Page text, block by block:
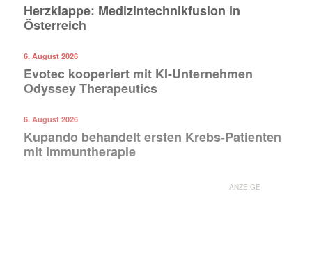
Herzklappe: Medizintechnikfusion in
Österreich
6. August 2026
Evotec kooperiert mit KI-Unternehmen
Odyssey Therapeutics
6. August 2026
Kupando behandelt ersten Krebs-Patienten
mit Immuntherapie
ANZEIGE